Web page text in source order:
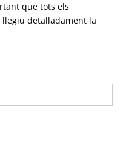
que tots els
llegiu detalladament la